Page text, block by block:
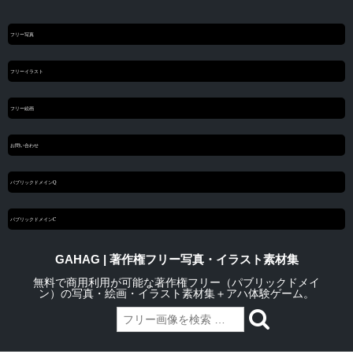
フリー写真
フリーイラスト
フリー絵画
お問い合わせ
パブリックドメインQ
パブリックドメインC
GAHAG | 著作権フリー写真・イラスト素材集
無料で商用利用が可能な著作権フリー（パブリックドメイ
ン）の写真・絵画・イラスト素材集＋アハ体験ゲーム。